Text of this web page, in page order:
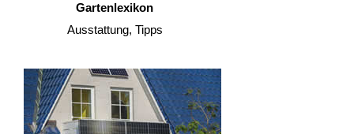
Gartenlexikon
Ausstattung, Tipps